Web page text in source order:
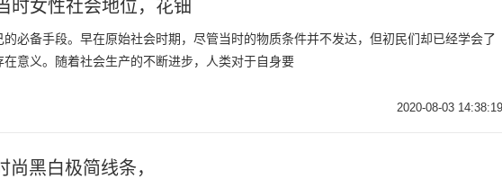
时女性社会地位，花钿
必备手段。早在原始社会时期，尽管当时的物质条件并不发达，但初民们却已经学会了
意义。随着社会生产的不断进步，人类对于自身要
2020-08-03 14:38:19
黑白极简线条，